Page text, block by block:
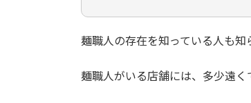
麺職人の存在を知っている人も知
麺職人がいる店舗には、多少遠く